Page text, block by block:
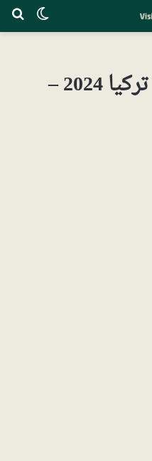
الإقامة العقارية في تركيا 2024 –